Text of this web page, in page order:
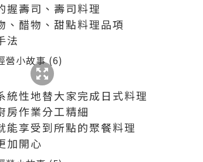
握壽司、壽司料理
、醋物、甜點料理品項
法
統性地替大家完成日式料理
房作業分工精細
能享受到所點的聚餐料理
加開心